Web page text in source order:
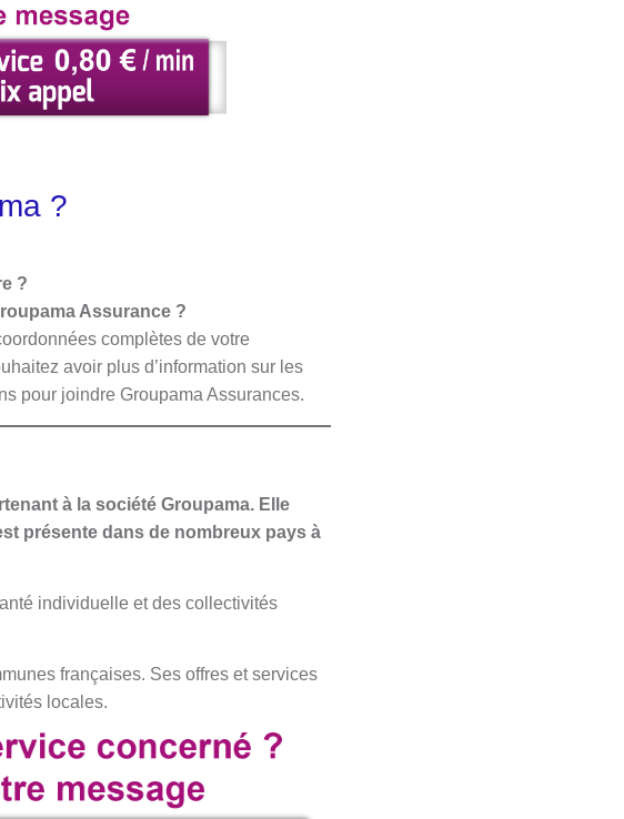
?
?
Assurance ?
complètes de votre
avoir plus d’information sur les
pour joindre Groupama Assurances.
à la société Groupama. Elle
présente dans de nombreux pays à
individuelle et des collectivités
françaises. Ses offres et services
locales.